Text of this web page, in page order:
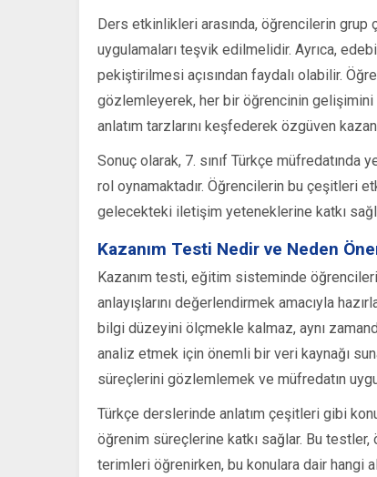
Ders etkinlikleri arasında, öğrencilerin grup
uygulamaları teşvik edilmelidir. Ayrıca,
pekiştirilmesi açısından faydalı olabilir.
gözlemleyerek, her bir öğrencinin
anlatım tarzlarını keşfederek özgüven
Sonuç olarak, 7. sınıf Türkçe
rol oynamaktadır. Öğrencilerin bu çeşitleri
gelecekteki iletişim yeteneklerine katkı
Kazanım Testi Nedir ve Neden
Kazanım testi, eğitim sisteminde
anlayışlarını değerlendirmek amacıyla
bilgi düzeyini ölçmekle kalmaz, aynı
analiz etmek için önemli bir veri kaynağı
süreçlerini gözlemlemek ve müfredatın
Türkçe derslerinde anlatım çeşitleri gibi
öğrenim süreçlerine katkı sağlar. Bu
terimleri öğrenirken, bu konulara dair hangi